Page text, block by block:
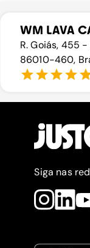
WM LAVA
R. Goiás, 455
86010-460,
Siga nas